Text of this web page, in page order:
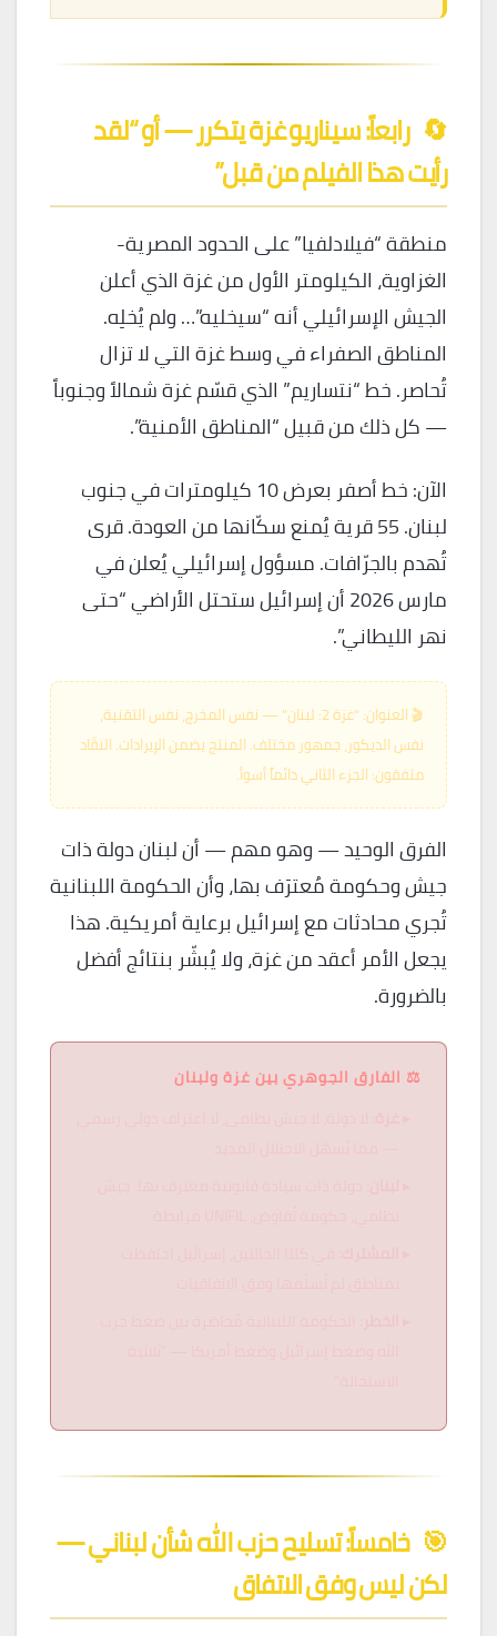
🔄 رابعاً: سيناريو غزة يتكرر — أو “لقد
رأيت هذا الفيلم من قبل”
منطقة “فيلادلفيا” على الحدود المصرية-
الغزاوية، الكيلومتر الأول من غزة الذي أعلن
الجيش الإسرائيلي أنه “سيخليه”… ولم يُخلِه.
المناطق الصفراء في وسط غزة التي لا تزال
تُحاصر. خط “نتساريم” الذي قسّم غزة شمالاً وجنوباً
— كل ذلك من قبيل “المناطق الأمنية”.
الآن: خط أصفر بعرض 10 كيلومترات في جنوب
لبنان. 55 قرية يُمنع سكّانها من العودة. قرى
تُهدم بالجرّافات. مسؤول إسرائيلي يُعلن في
مارس 2026 أن إسرائيل ستحتل الأراضي “حتى
نهر الليطاني”.
🎬 العنوان: “غزة 2: لبنان” — نفس المخرج، نفس التقنية،
نفس الديكور، جمهور مختلف. المنتج يضمن الإيرادات. النقّاد
متفقون: الجزء الثاني دائماً أسوأ.
الفرق الوحيد — وهو مهم — أن لبنان دولة ذات
جيش وحكومة مُعترَف بها، وأن الحكومة اللبنانية
تُجري محادثات مع إسرائيل برعاية أمريكية. هذا
يجعل الأمر أعقد من غزة، ولا يُبشّر بنتائج أفضل
بالضرورة.
⚖️ الفارق الجوهري بين غزة ولبنان
🎯 خامساً: تسليح حزب الله شأن لبناني —
لكن ليس وفق الاتفاق